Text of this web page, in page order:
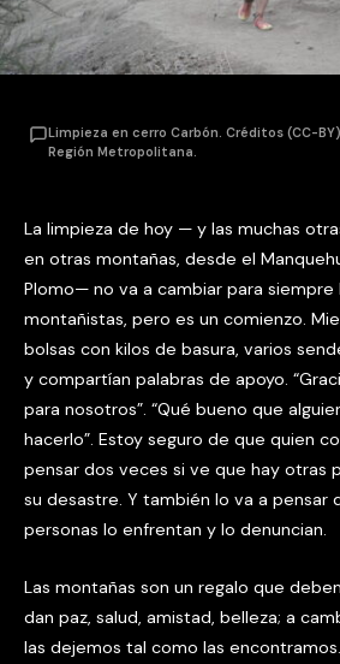
Limpieza en cerro Carbón. Créditos (CC-
Región Metropolitana.
La limpieza de hoy — y las muchas
en otras montañas, desde el
Plomo— no va a cambiar para
montañistas, pero es un comienzo.
bolsas con kilos de basura, varios
y compartían palabras de apoyo.
para nosotros”. “Qué bueno que
hacerlo”. Estoy seguro de que quien
pensar dos veces si ve que hay otras
su desastre. Y también lo va a pensar
personas lo enfrentan y lo denuncian.
Las montañas son un regalo que
dan paz, salud, amistad, belleza; a
las dejemos tal como las